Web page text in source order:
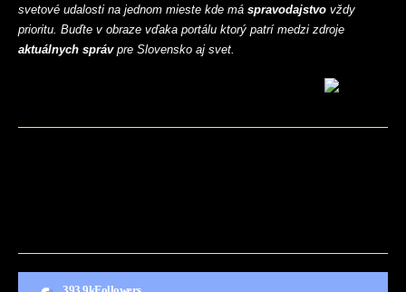
svetové udalosti na jednom mieste kde má spravodajstvo vždy
prioritu. Buďte v obraze vďaka portálu ktorý patrí medzi zdroje
aktuálnych správpre Slovensko aj svet.